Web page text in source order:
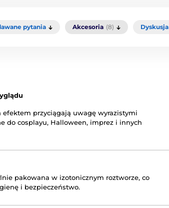
pytania Akcesoria (8) Dyskusja
efektem przyciągają uwagę wyrazistymi
do cosplayu, Halloween, imprez i innych
pakowana w izotonicznym roztworze, co
i bezpieczeństwo.